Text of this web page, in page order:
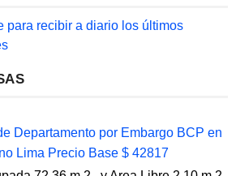
para recibir a diario los últimos
Departamento por Embargo BCP en
Lima Precio Base $ 42817